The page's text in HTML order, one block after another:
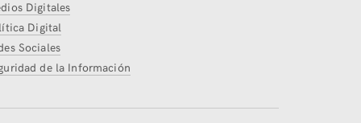
Digitales
Digital
Sociales
de la Información